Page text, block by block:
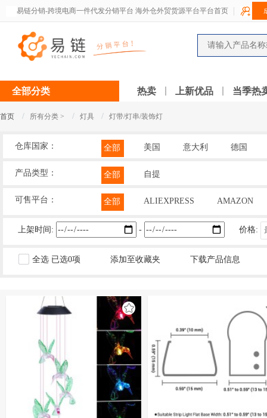
易链分销-跨境电商一件代发分销平台 海外仓外贸货源平台平台首页
全部分类 热卖 上新优品 当季热
首页 / 所有分类 > / 灯具 / 灯带/灯串/装饰灯
仓库国家： 全部 美国 意大利 德国
产品类型： 全部 自提
可售平台： 全部 ALIEXPRESS AMAZON
上架时间: - 价格:
全选 已选0项 添加至收藏夹 下载产品信息